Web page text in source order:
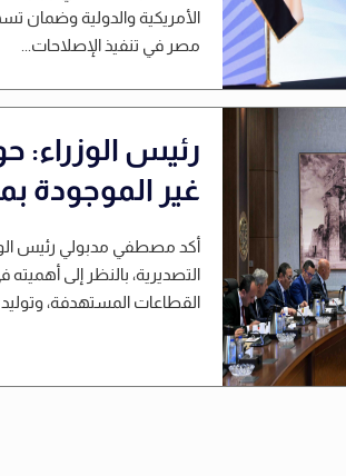
الأمريكية والدولية وضمان
مصر في تنفيذ الإصلاحات...
رئيس الوزراء:
غير الموجودة
أكد مصطفي مدبولي رئيس
التصديرية، بالنظر إلى
القطاعات المستهدفة،